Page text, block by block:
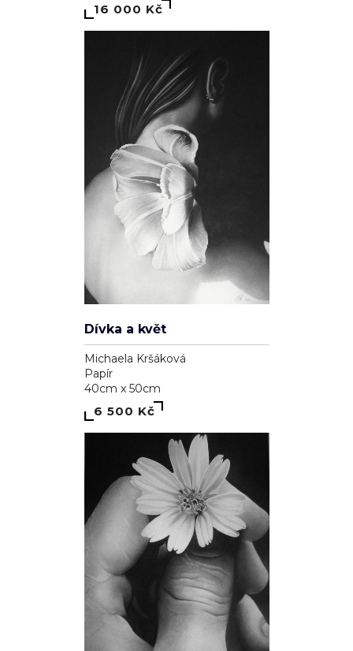
16 000 Kč
Dívka a květ
Michaela Kršáková
Papír
40cm x 50cm
6 500 Kč